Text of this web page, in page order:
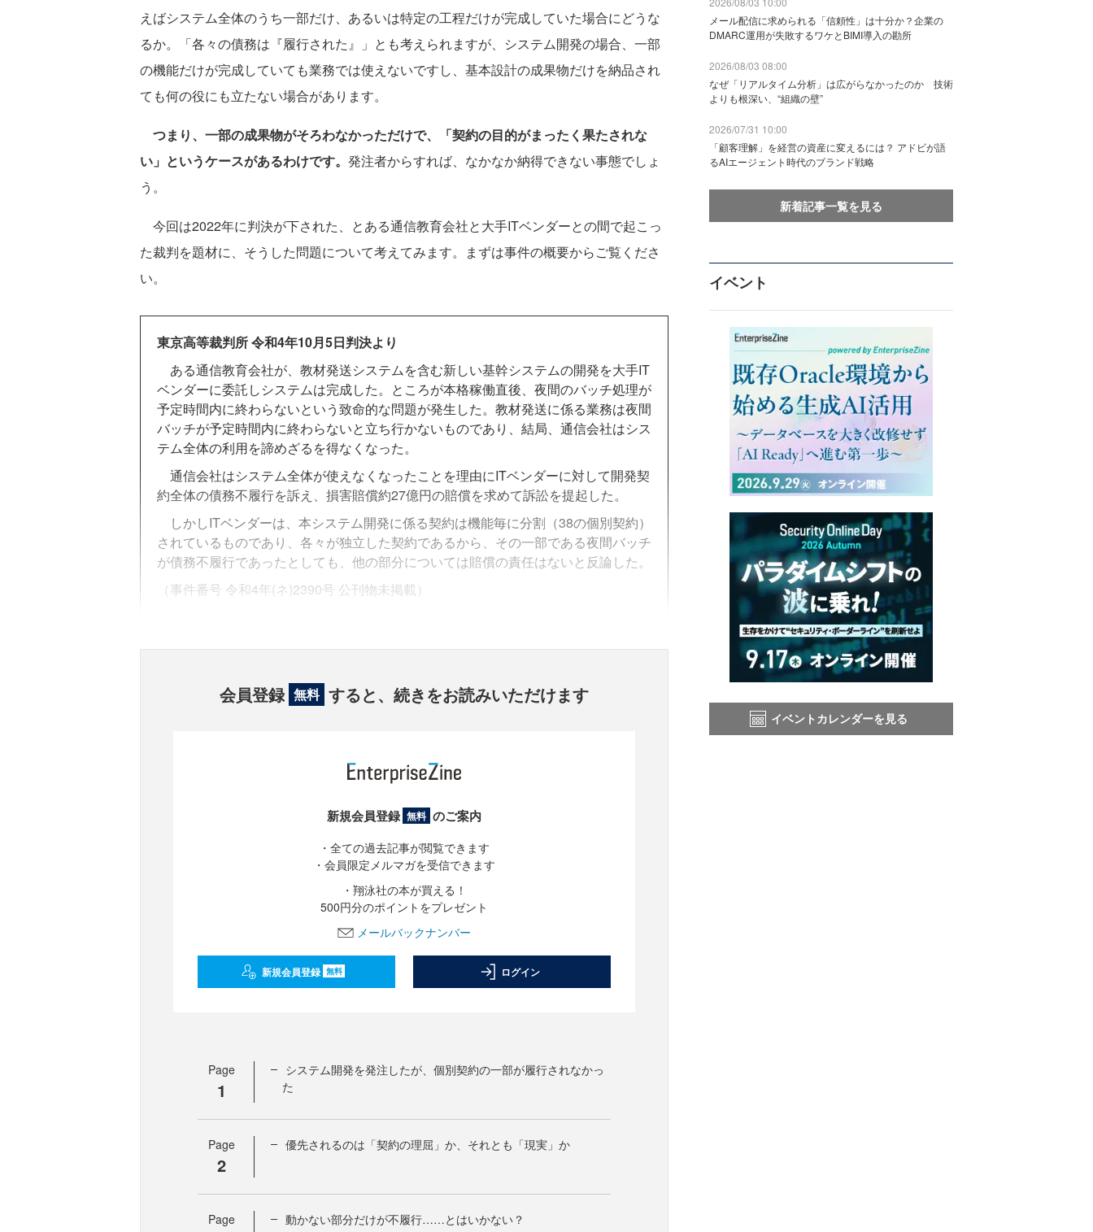
えばシステム全体のうち一部だけ、あるいは特定の工程だけが完成していた場合にどうな
るか。「各々の債務は『履行された』」とも考えられますが、システム開発の場合、一部
の機能だけが完成していても業務では使えないですし、基本設計の成果物だけを納品され
ても何の役にも立たない場合があります。
つまり、一部の成果物がそろわなかっただけで、「契約の目的がまったく果たされな
い」というケースがあるわけです。 発注者からすれば、なかなか納得できない事態でしょ
う。
今回は2022年に判決が下された、とある通信教育会社と大手ITベンダーとの間で起こっ
た裁判を題材に、そうした問題について考えてみます。まずは事件の概要からご覧くださ
い。
東京高等裁判所 令和4年10月5日判決より
ある通信教育会社が、教材発送システムを含む新しい基幹システムの開発を大手IT
ベンダーに委託しシステムは完成した。ところが本格稼働直後、夜間のバッチ処理が
予定時間内に終わらないという致命的な問題が発生した。教材発送に係る業務は夜間
バッチが予定時間内に終わらないと立ち行かないものであり、結局、通信会社はシス
テム全体の利用を諦めざるを得なくなった。
通信会社はシステム全体が使えなくなったことを理由にITベンダーに対して開発契
約全体の債務不履行を訴え、損害賠償約27億円の賠償を求めて訴訟を提起した。
しかしITベンダーは、本システム開発に係る契約は機能毎に分割（38の個別契約）
されているものであり、各々が独立した契約であるから、その一部である夜間バッチ
が債務不履行であったとしても、他の部分については賠償の責任はないと反論した。
（事件番号 令和4年(ネ)2390号 公刊物未掲載）
会員登録 無料 すると、続きをお読みいただけます
新規会員登録 無料 のご案内
・全ての過去記事が閲覧できます
・会員限定メルマガを受信できます
・翔泳社の本が買える！
500円分のポイントをプレゼント
メールバックナンバー
新規会員登録 無料 ログイン
Page
1
システム開発を発注したが、個別契約の一部が履行されなかっ
た
Page
2
優先されるのは「契約の理屈」か、それとも「現実」か
Page 動かない部分だけが不履行……とはいかない？
メール配信に求められる「信頼性」は十分か？企業の
DMARC運用が失敗するワケとBIMI導入の勘所
2026/08/03 08:00
なぜ「リアルタイム分析」は広がらなかったのか 技術
よりも根深い、“組織の壁”
2026/07/31 10:00
「顧客理解」を経営の資産に変えるには？ アドビが語
るAIエージェント時代のブランド戦略
新着記事一覧を見る
イベント
イベントカレンダーを見る